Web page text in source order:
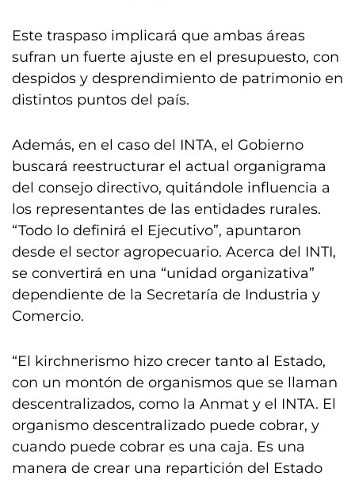
Este traspaso implicará que ambas áreas
sufran un fuerte ajuste en el presupuesto, con
despidos y desprendimiento de patrimonio en
distintos puntos del país.
Además, en el caso del INTA, el Gobierno
buscará reestructurar el actual organigrama
del consejo directivo, quitándole influencia a
los representantes de las entidades rurales.
“Todo lo definirá el Ejecutivo”, apuntaron
desde el sector agropecuario. Acerca del INTI,
se convertirá en una “unidad organizativa”
dependiente de la Secretaría de Industria y
Comercio.
“El kirchnerismo hizo crecer tanto al Estado,
con un montón de organismos que se llaman
descentralizados, como la Anmat y el INTA. El
organismo descentralizado puede cobrar, y
cuando puede cobrar es una caja. Es una
manera de crear una repartición del Estado